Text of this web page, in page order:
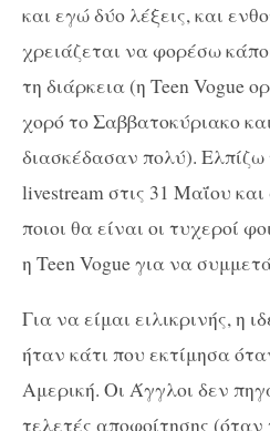
και εγώ δύο λέξεις, και
χρειάζεται να φορέσω
τη διάρκεια (η Teen Vogue
χορό το Σαββατοκύριακο
διασκέδασαν πολύ).
livestream στις 31 Μαΐου
ποιοι θα είναι οι τυχεροί
η Teen Vogue για να
Για να είμαι ειλικρινής, η
ήταν κάτι που εκτίμησα
Αμερική. Οι Άγγλοι δεν
τελετές αποφοίτησης (όταν